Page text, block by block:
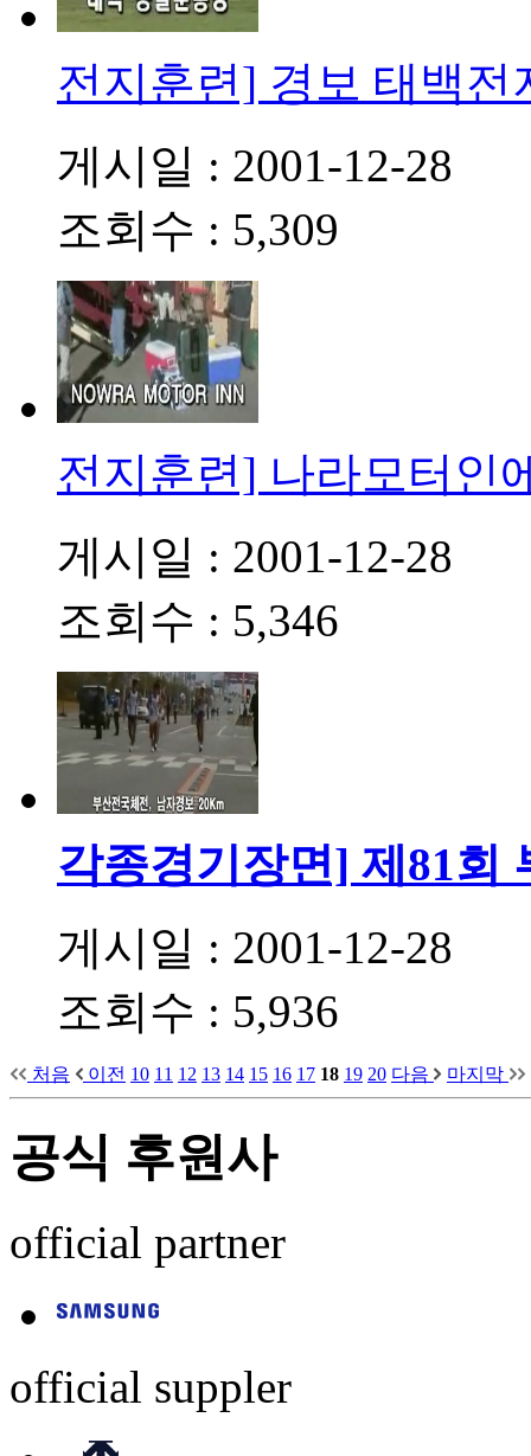
전지훈련] 경보 태백전
게시일 : 2001-12-28
조회수 : 5,309
전지훈련] 나라모터인
게시일 : 2001-12-28
조회수 : 5,346
각종경기장면] 제81회
게시일 : 2001-12-28
조회수 : 5,936
처음 이전 10 11 12 13 14 15 16 17 18 19 20 다음 마지막
공식 후원사
official partner
official suppler